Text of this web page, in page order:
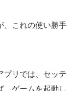
、これの使い勝手
プリでは、セッテ
、ゲームを起動し